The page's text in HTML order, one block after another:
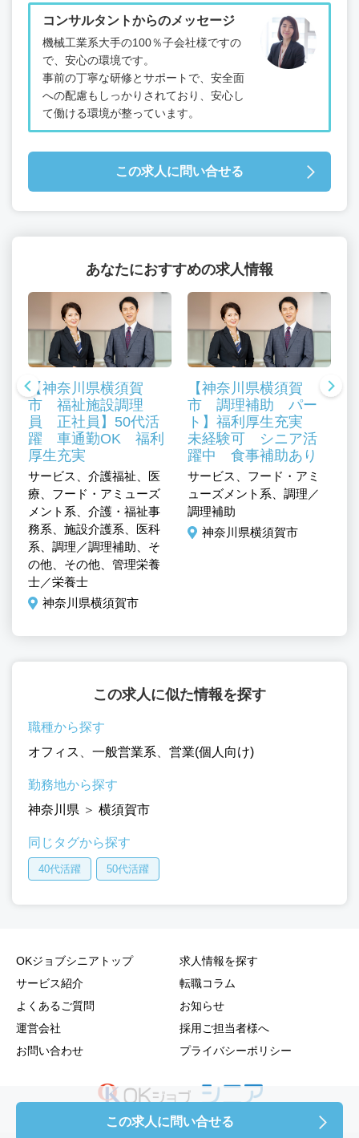
コンサルタントからのメッセージ
機械工業系大手の100％子会社様ですの
で、安心の環境です。
事前の丁寧な研修とサポートで、安全面
への配慮もしっかりされており、安心し
て働ける環境が整っています。
この求人に問い合せる
この求人に問い合せる
あなたにおすすめの求人情報
【神奈川県横須賀
市 福祉施設調理
員 正社員】50代活
躍 車通勤OK 福利
厚生充実
サービス、介護福祉、医
療、フード・アミューズ
メント系、介護・福祉事
務系、施設介護系、医科
系、調理／調理補助、そ
の他、その他、管理栄養
士／栄養士
神奈川県横須賀市
【神奈川県横須賀
市 調理補助 パー
ト】福利厚生充実
未経験可 シニア活
躍中 食事補助あり
サービス、フード・アミ
ューズメント系、調理／
調理補助
神奈川県横須賀市
この求人に似た情報を探す
職種から探す
オフィス
一般営業系 営業(個人向け)
勤務地から探す
神奈川県 ＞ 横須賀市
同じタグから探す
40代活躍 50代活躍
OKジョブシニアトップ
サービス紹介
よくあるご質問
運営会社
お問い合わせ
求人情報を探す
転職コラム
お知らせ
採用ご担当者様へ
プライバシーポリシー